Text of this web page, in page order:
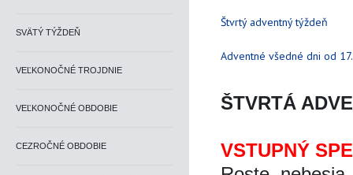
SVÄTÝ TÝŽDEŇ
VEĽKONOČNÉ TROJDNIE
VEĽKONOČNÉ OBDOBIE
CEZROČNÉ OBDOBIE
Štvrtý adventný týždeň
Adventné všedné dni od
ŠTVRTÁ
VSTUPNÝ